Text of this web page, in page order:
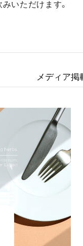
いただけます。
メディア掲